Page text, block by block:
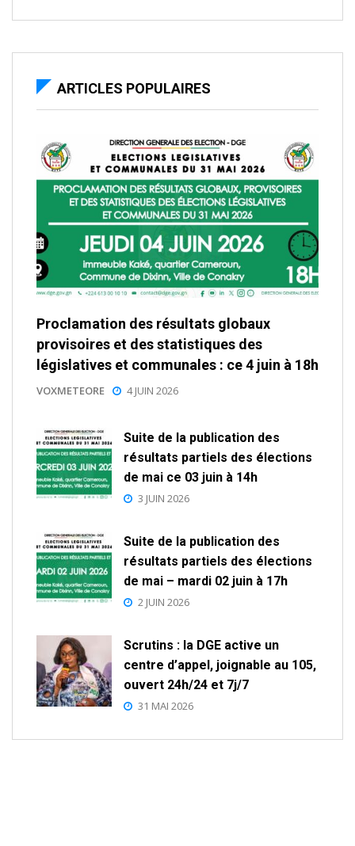
ARTICLES POPULAIRES
Proclamation des résultats globaux
provisoires et des statistiques des
législatives et communales : ce 4 juin à 18h
VOXMETEORE 4 JUIN 2026
Suite de la publication des
résultats partiels des élections
de mai ce 03 juin à 14h
3 JUIN 2026
Suite de la publication des
résultats partiels des élections
de mai – mardi 02 juin à 17h
2 JUIN 2026
Scrutins : la DGE active un
centre d’appel, joignable au 105,
ouvert 24h/24 et 7j/7
31 MAI 2026